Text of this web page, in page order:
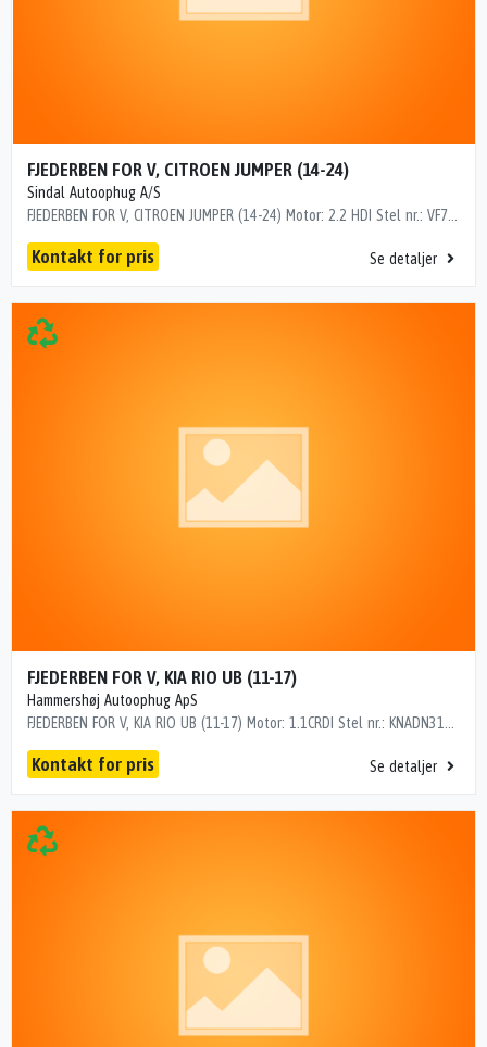
FJEDERBEN FOR V, CITROEN JUMPER (14-24)
Sindal Autoophug A/S
Kontakt for pris Se detaljer
FJEDERBEN FOR V, KIA RIO UB (11-17)
Hammershøj Autoophug ApS
Kontakt for pris Se detaljer